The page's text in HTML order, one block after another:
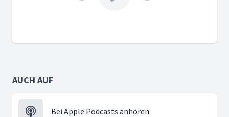
AUCH AUF
Bei Apple Podcasts anhören